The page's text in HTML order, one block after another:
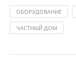
ОБОРУДОВАНИЕ
ЧАСТНЫЙ ДОМ